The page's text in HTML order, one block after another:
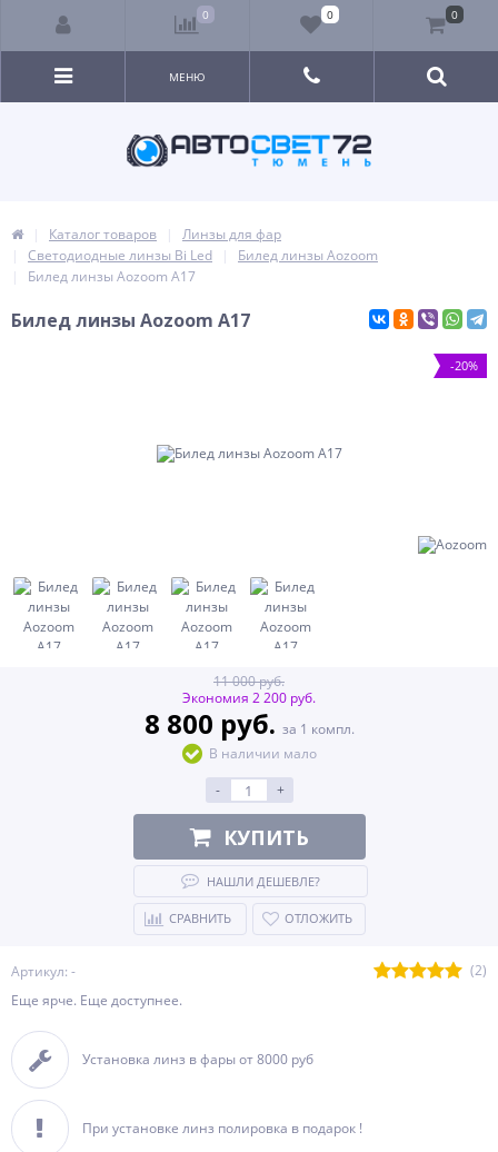
МЕНЮ
Каталог товаров
Линзы для фар
Светодиодные линзы Bi Led
Билед линзы Aozoom
Билед линзы Aozoom A17
Билед линзы Aozoom A17
-20%
Артикул: -
(2)
Еще ярче. Еще доступнее.
Установка линз в фары от 8000 руб
При установке линз полировка в подарок !
11 000 руб.
Экономия 2 200 руб.
8 800 руб. за 1 компл.
В наличии мало
-
+
КУПИТЬ
НАШЛИ ДЕШЕВЛЕ?
СРАВНИТЬ ОТЛОЖИТЬ
0 0 0